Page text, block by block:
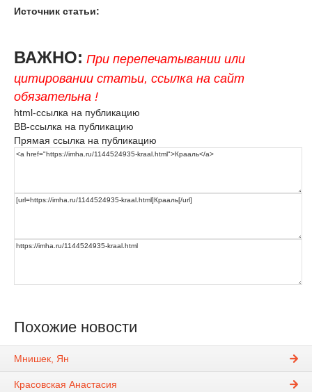
Источник статьи:
ВАЖНО: При перепечатывании или
цитировании статьи, ссылка на сайт
обязательна !
html-ссылка на публикацию
BB-ссылка на публикацию
Прямая ссылка на публикацию
Похожие новости
Мнишек, Ян
Красовская Анастасия